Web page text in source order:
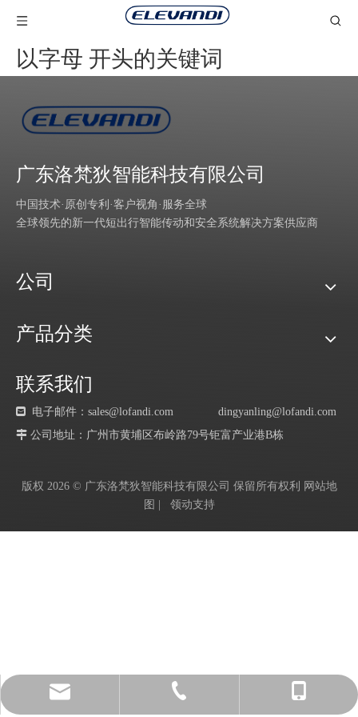
以字母 开头的关键词
广东洛梵狄智能科技有限公司
中国技术·原创专利·客户视角·服务全球
全球领先的新一代短出行智能传动和安全系统解决方案供应商
dingyanling@lofandi.com
+86-757-81201185
+8618028158763
公司
产品分类
联系我们
 电子邮件：sales@lofandi.com dingyanling@lofandi.com
 公司地址：广州市黄埔区布岭路79号钜富产业港B栋
版权 2026© 广东洛梵狄智能科技有限公司 保留所有权利
网站地
图
领动支持